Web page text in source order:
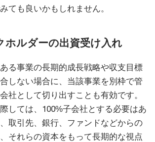
ても良いかもしれません。
ホルダーの出資受け入れ
る事業の長期的成長戦略や収支目標
しない場合に、当該事業を別枠で管
社として切り出すことも有効です。
しては、100%子会社とする必要はあ
取引先、銀行、ファンドなどからの
それらの資本をもって長期的な視点